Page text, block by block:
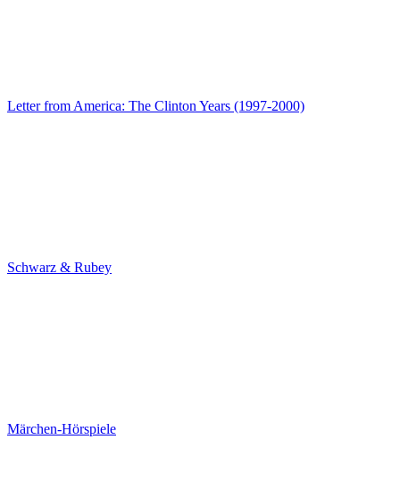
Letter from America: The Clinton Years (1997-2000)
Schwarz & Rubey
Märchen-Hörspiele